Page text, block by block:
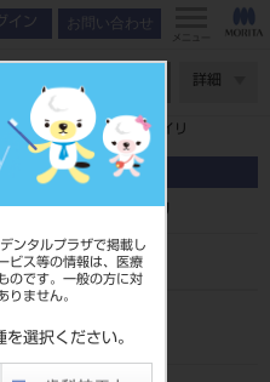
ンタルプラザで掲載し
ビス等の情報は、医療
のです。一般の方に対
りません。
選択ください。
イン お問い合わせ
メニュー
詳細
シアスＰＦ１８ＭＭ ６イリ
ＰＦ１８ＭＭ ６イリ
206670606